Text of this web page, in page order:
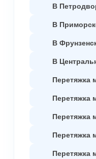
В
В
В
В
Перетяжка
Перетяжка
Перетяжка
Перетяжка
Перетяжка